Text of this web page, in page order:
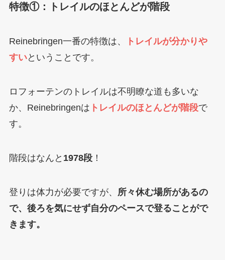
特徴①：トレイルのほとんどが階段
Reinebringen一番の特徴は、
トレイルが分かりや
すいということです。
ロフォーテンのトレイルは不明瞭な道も多いな
か、Reinebringenは トレイルのほとんどが階段で
す。
階段はなんと 1978段！
登りは体力が必要ですが、
所々休む場所があるの
で、後ろを気にせず自分のペースで登ることがで
きます。